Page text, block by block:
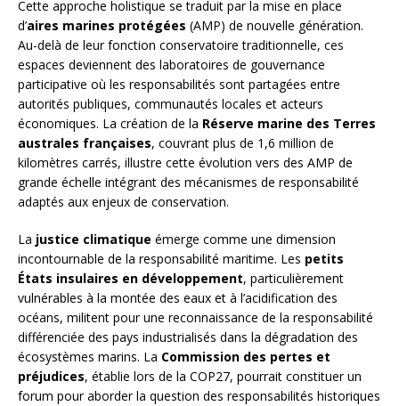
Cette approche holistique se traduit par la mise en place
d’aires marines protégées (AMP) de nouvelle génération.
Au-delà de leur fonction conservatoire traditionnelle, ces
espaces deviennent des laboratoires de gouvernance
participative où les responsabilités sont partagées entre
autorités publiques, communautés locales et acteurs
économiques. La création de la Réserve marine des Terres
australes françaises, couvrant plus de 1,6 million de
kilomètres carrés, illustre cette évolution vers des AMP de
grande échelle intégrant des mécanismes de responsabilité
adaptés aux enjeux de conservation.
La justice climatique émerge comme une dimension
incontournable de la responsabilité maritime. Les petits
États insulaires en développement, particulièrement
vulnérables à la montée des eaux et à l’acidification des
océans, militent pour une reconnaissance de la responsabilité
différenciée des pays industrialisés dans la dégradation des
écosystèmes marins. La Commission des pertes et
préjudices, établie lors de la COP27, pourrait constituer un
forum pour aborder la question des responsabilités historiques